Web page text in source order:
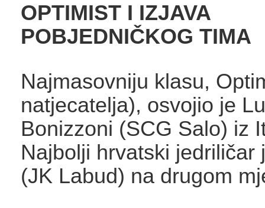
OPTIMIST I IZJAVA
POBJEDNIČKOG TIMA
Najmasovniju klasu,
natjecatelja), osvojio je
Bonizzoni (SCG Salo) iz
Najbolji hrvatski jedriličar
(JK Labud) na drugom